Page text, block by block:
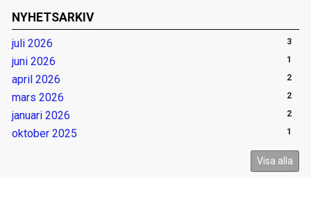
NYHETSARKIV
juli 2026 3
juni 2026 1
april 2026 2
mars 2026 2
januari 2026 2
oktober 2025 1
Visa alla